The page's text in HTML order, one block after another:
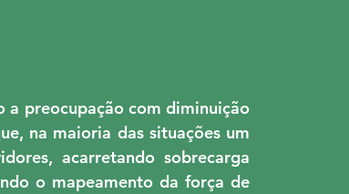
a preocupação com diminuição
na maioria das situações um
acarretando sobrecarga
o mapeamento da força de